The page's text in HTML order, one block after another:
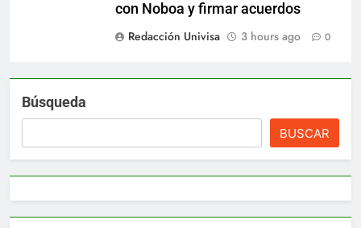
con Noboa y firmar acuerdos
Redacción Univisa
3 hours ago 0
Búsqueda
BUSCAR